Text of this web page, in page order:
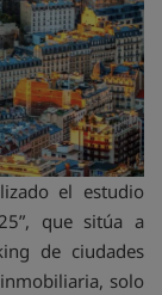
el estudio
que sitúa a
de ciudades
solo